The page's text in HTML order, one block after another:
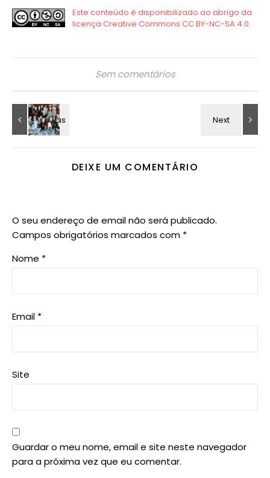
Sem comentários
DEIXE UM COMENTÁRIO
O seu endereço de email não será publicado.
Campos obrigatórios marcados com *
Nome *
Email *
Site
Guardar o meu nome, email e site neste navegador
para a próxima vez que eu comentar.